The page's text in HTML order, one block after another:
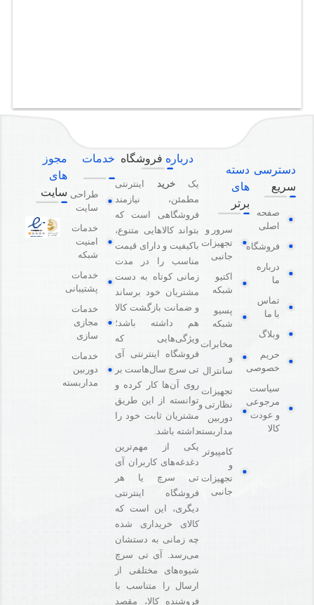
دسترسی
سریع
صفحه
اصلی
فروشگاه
درباره
ما
تماس
با ما
وبلاگ
حریم
خصوصی
سیاست
مرجوعی
و عودت
کالا
دسته
های
برتر
سرور و
تجهیزات
جانبی
اکتیو
شبکه
پسیو
شبکه
مخابرات
و
سانترال
تجهیزات
نظارتی و
دوربین
مداربسته
کامپیوتر
و
تجهیزات
جانبی
درباره فروشگاه
یک خریداینترنتی
مطمئن، نیازمند
فروشگاهی است که
بتواند کالاهایی متنوع،
باکیفیت و دارای قیمت
مناسب را در مدت
زمانی کوتاه به دست
مشتریان خود برساند
و ضمانت بازگشت کالا
هم داشته باشد؛
ویژگی‌هایی که
فروشگاه اینترنتی آی
تی سرچ سال‌هاست بر
روی آن‌ها کار کرده و
توانسته از این طریق
مشتریان ثابت خود را
داشته باشد.
یکی از مهم‌ترین
دغدغه‌های کاربران آی
تی سرچ یا هر
فروشگاه‌ اینترنتی
دیگری، این است که
کالای خریداری شده
چه زمانی به دستشان
می‌رسد. آی تی سرچ
شیوه‌های مختلفی از
ارسال را متناسب با
فروشنده کالا،‌ مقصد
خدمات
طراحی
سایت
خدمات
امنیت
شبکه
خدمات
پشتیبانی
خدمات
مجازی
سازی
خدمات
دوربین
مداربسته
مجوز
های
سایت